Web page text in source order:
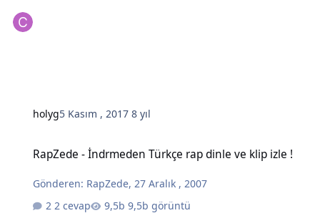
holyg5 Kasım , 20178 yıl
RapZede - İndrmeden Türkçe rap dinle ve klip izle !
Gönderen: RapZede, 27 Aralık , 2007
2 cevap
9,5b görüntü